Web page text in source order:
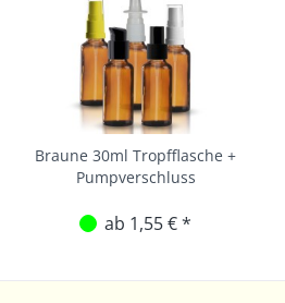
Braune 30ml Tropfflasche +
Pumpverschluss
ab 1,55 € *